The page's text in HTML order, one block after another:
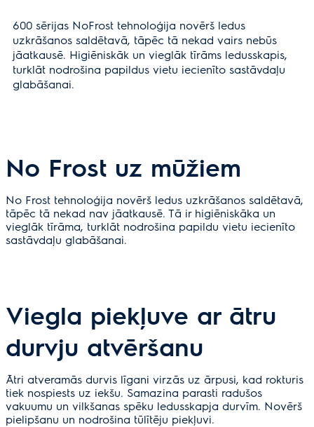
600 sērijas NoFrost tehnoloģija novērš ledus
uzkrāšanos saldētavā, tāpēc tā nekad vairs nebūs
jāatkausē. Higiēniskāk un vieglāk tīrāms ledusskapis,
turklāt nodrošina papildus vietu iecienīto sastāvdaļu
glabāšanai.
No Frost uz mūžiem
No Frost tehnoloģija novērš ledus uzkrāšanos saldētavā,
tāpēc tā nekad nav jāatkausē. Tā ir higiēniskāka un
vieglāk tīrāma, turklāt nodrošina papildu vietu iecienīto
sastāvdaļu glabāšanai.
Viegla piekļuve ar ātru
durvju atvēršanu
Ātri atveramās durvis līgani virzās uz ārpusi, kad rokturis
tiek nospiests uz iekšu. Samazina parasti radušos
vakuumu un vilkšanas spēku ledusskapja durvīm. Novērš
pielipšanu un nodrošina tūlītēju piekļuvi.